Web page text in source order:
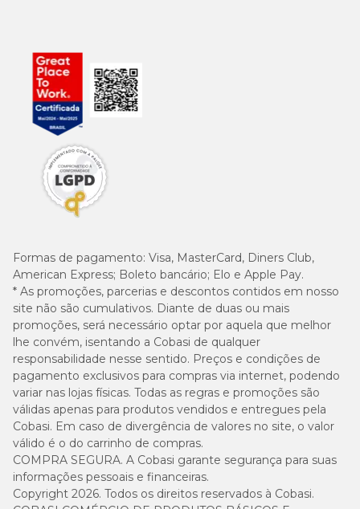
Formas de pagamento: Visa, MasterCard, Diners Club,
American Express; Boleto bancário; Elo e Apple Pay.
* As promoções, parcerias e descontos contidos em nosso
site não são cumulativos. Diante de duas ou mais
promoções, será necessário optar por aquela que melhor
lhe convém, isentando a Cobasi de qualquer
responsabilidade nesse sentido. Preços e condições de
pagamento exclusivos para compras via internet, podendo
variar nas lojas físicas. Todas as regras e promoções são
válidas apenas para produtos vendidos e entregues pela
Cobasi. Em caso de divergência de valores no site, o valor
válido é o do carrinho de compras.
COMPRA SEGURA. A Cobasi garante segurança para suas
informações pessoais e financeiras.
Copyright 2026. Todos os direitos reservados à Cobasi.